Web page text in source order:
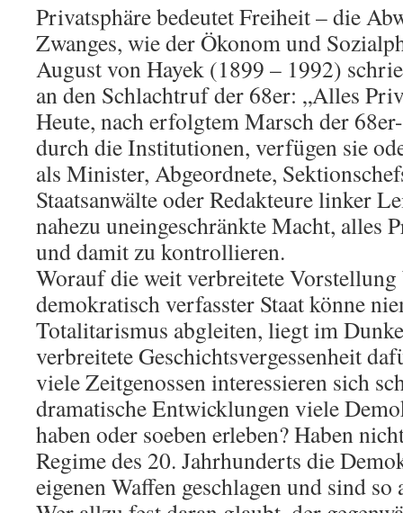
Privatsphäre bedeutet Freiheit – die
Zwanges, wie der Ökonom und
August von Hayek (1899 – 1992)
an den Schlachtruf der 68er: „Alles
Heute, nach erfolgtem Marsch der
durch die Institutionen, verfügen sie
als Minister, Abgeordnete,
Staatsanwälte oder Redakteure linker
nahezu uneingeschränkte Macht, alles
und damit zu kontrollieren.
Worauf die weit verbreitete
demokratisch verfasster Staat könne
Totalitarismus abgleiten, liegt im
verbreitete Geschichtsvergessenheit
viele Zeitgenossen interessieren sich
dramatische Entwicklungen viele
haben oder soeben erleben? Haben
Regime des 20. Jahrhunderts die
eigenen Waffen geschlagen und sind